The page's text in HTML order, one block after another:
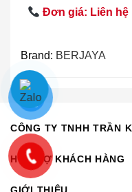
Đơn giá: Liên hệ
Brand: BERJAYA
CÔNG TY TNHH TRẦN
HỖ TRỢ KHÁCH HÀNG
GIỚI THIỆU